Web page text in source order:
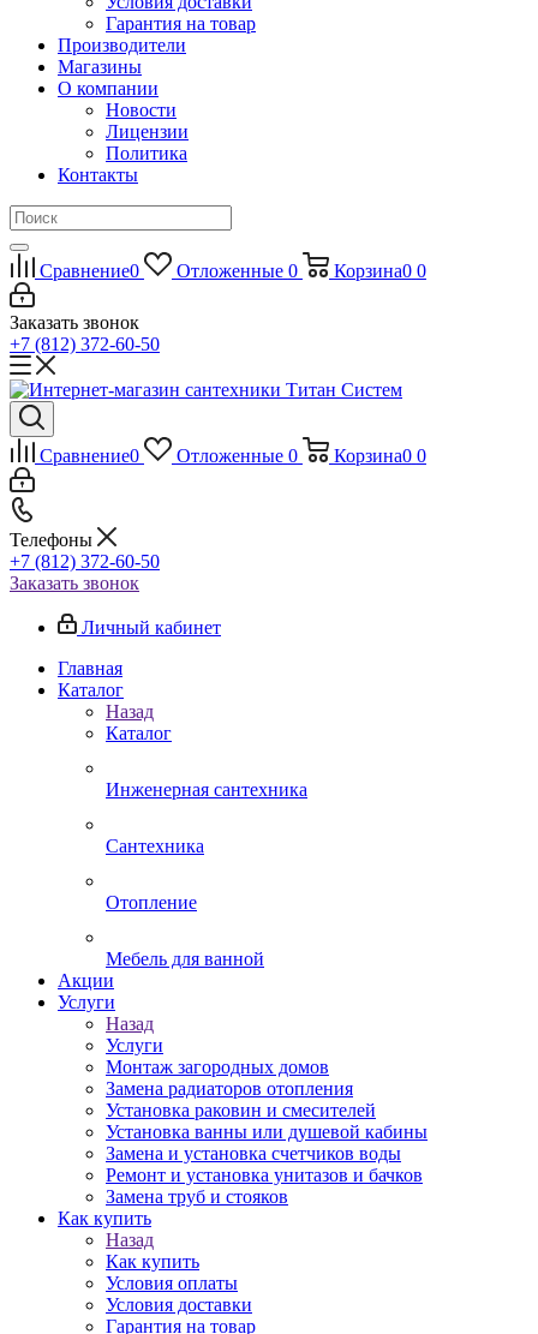
Гарантия на товар
Производители
Магазины
О компании
Новости
Лицензии
Политика
Контакты
Сравнение0 Отложенные 0 Корзина0 0
Заказать звонок
+7 (812) 372-60-50
Сравнение0 Отложенные 0 Корзина0 0
Телефоны
+7 (812) 372-60-50
Заказать звонок
Личный кабинет
Главная
Каталог
Назад
Каталог
Инженерная сантехника
Сантехника
Отопление
Мебель для ванной
Акции
Услуги
Назад
Услуги
Монтаж загородных домов
Замена радиаторов отопления
Установка раковин и смесителей
Установка ванны или душевой кабины
Замена и установка счетчиков воды
Ремонт и установка унитазов и бачков
Замена труб и стояков
Как купить
Назад
Как купить
Условия оплаты
Условия доставки
Гарантия на товар